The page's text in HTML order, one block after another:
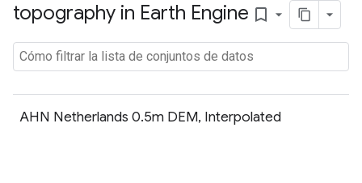
topography in Earth Engine bookmark_border
AHN Netherlands 0.5m DEM, Interpolated